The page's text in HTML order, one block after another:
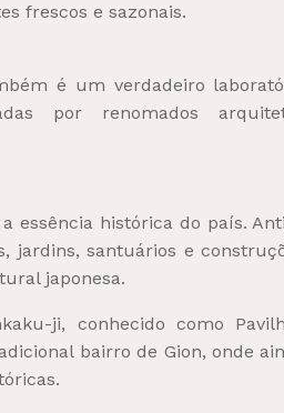
frescos e sazonais.
é um verdadeiro
por renomados
essência histórica do país.
jardins, santuários e
japonesa.
ji, conhecido como
bairro de Gion, onde